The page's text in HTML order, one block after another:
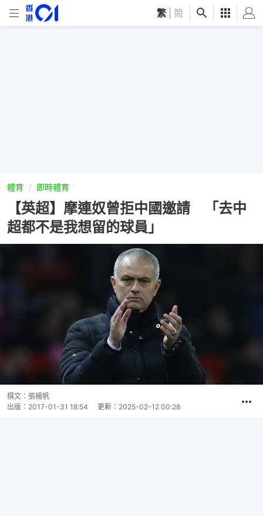
繁 简
體育 即時體育
【英超】摩連奴曾拒中國邀請 「去中
超都不是我想留的球員」
撰文： 張楊帆
出版： 2017-01-31 18:54 更新： 2025-02-12 00:28